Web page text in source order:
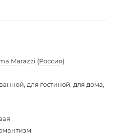
Marazzi (Россия)
для гостиной, для дома,